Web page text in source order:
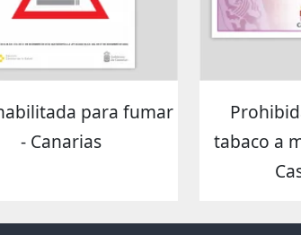
para fumar
- Canarias
tabaco a